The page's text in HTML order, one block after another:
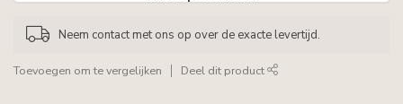
Neem contact met ons op over de exacte levertijd.
Toevoegen om te vergelijken Deel dit product